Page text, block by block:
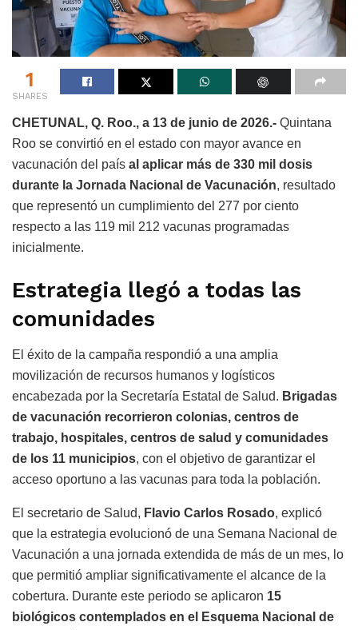
1
SHARES
CHETUNAL, Q. Roo., a 13 de junio de 2026.- Quintana
Roo se convirtió en el estado con mayor avance en
vacunación del país al aplicar más de 330 mil dosis
durante la Jornada Nacional de Vacunación, resultado
que representó un cumplimiento del 277 por ciento
respecto a las 119 mil 212 vacunas programadas
inicialmente.
Estrategia llegó a todas las
comunidades
El éxito de la campaña respondió a una amplia
movilización de recursos humanos y logísticos
encabezada por la Secretaría Estatal de Salud. Brigadas
de vacunación recorrieron colonias, centros de
trabajo, hospitales, centros de salud y comunidades
de los 11 municipios, con el objetivo de garantizar el
acceso oportuno a las vacunas para toda la población.
El secretario de Salud, Flavio Carlos Rosado, explicó
que la estrategia evolucionó de una Semana Nacional de
Vacunación a una jornada extendida de más de un mes, lo
que permitió ampliar significativamente el alcance de la
cobertura. Durante este periodo se aplicaron 15
biológicos contemplados en el Esquema Nacional de